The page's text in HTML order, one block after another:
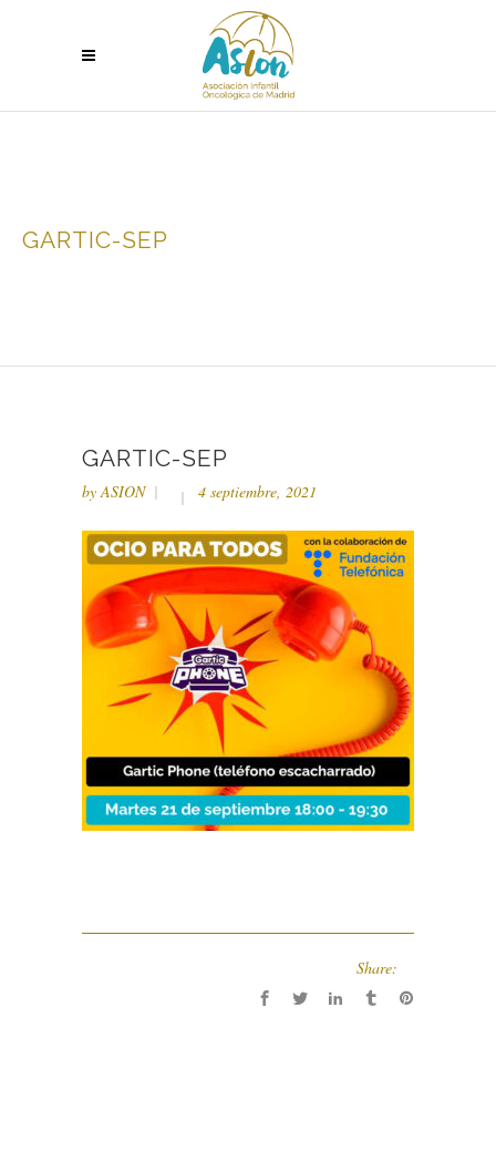
GARTIC-SEP
GARTIC-SEP
byASION 4 septiembre, 2021
Share: